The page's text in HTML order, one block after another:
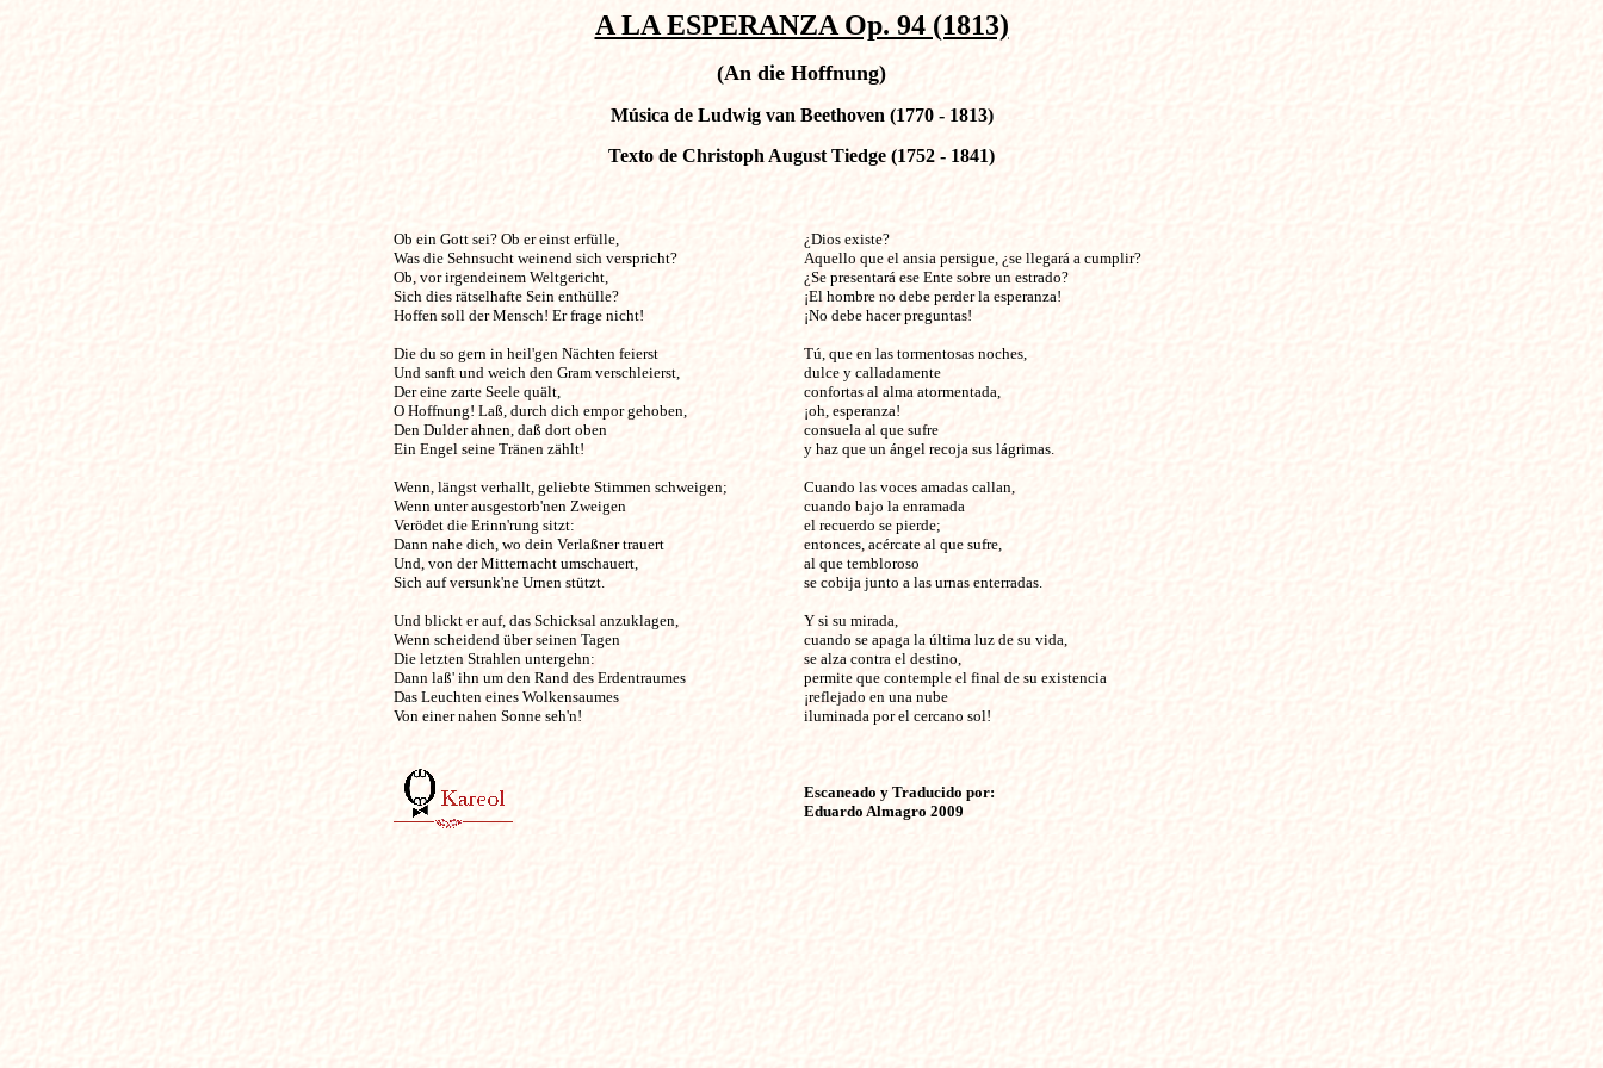
A LA ESPERANZA Op. 94 (1813)
(An die Hoffnung)
Música de Ludwig van Beethoven (1770 - 1813)
Texto de Christoph August Tiedge (1752 - 1841)
Ob ein Gott sei? Ob er einst erfülle,
Was die Sehnsucht weinend sich verspricht?
Ob, vor irgendeinem Weltgericht,
Sich dies rätselhafte Sein enthülle?
Hoffen soll der Mensch! Er frage nicht!
Die du so gern in heil'gen Nächten feierst
Und sanft und weich den Gram verschleierst,
Der eine zarte Seele quält,
O Hoffnung! Laß, durch dich empor gehoben,
Den Dulder ahnen, daß dort oben
Ein Engel seine Tränen zählt!
Wenn, längst verhallt, geliebte Stimmen schweigen;
Wenn unter ausgestorb'nen Zweigen
Verödet die Erinn'rung sitzt:
Dann nahe dich, wo dein Verlaßner trauert
Und, von der Mitternacht umschauert,
Sich auf versunk'ne Urnen stützt.
Und blickt er auf, das Schicksal anzuklagen,
Wenn scheidend über seinen Tagen
Die letzten Strahlen untergehn:
Dann laß' ihn um den Rand des Erdentraumes
Das Leuchten eines Wolkensaumes
Von einer nahen Sonne seh'n!
¿Dios existe?
Aquello que el ansia persigue, ¿se llegará a cumplir?
¿Se presentará ese Ente sobre un estrado?
¡El hombre no debe perder la esperanza!
¡No debe hacer preguntas!
Tú, que en las tormentosas noches,
dulce y calladamente
confortas al alma atormentada,
¡oh, esperanza!
consuela al que sufre
y haz que un ángel recoja sus lágrimas.
Cuando las voces amadas callan,
cuando bajo la enramada
el recuerdo se pierde;
entonces, acércate al que sufre,
al que tembloroso
se cobija junto a las urnas enterradas.
Y si su mirada,
cuando se apaga la última luz de su vida,
se alza contra el destino,
permite que contemple el final de su existencia
¡reflejado en una nube
iluminada por el cercano sol!
Escaneado y Traducido por:
Eduardo Almagro 2009